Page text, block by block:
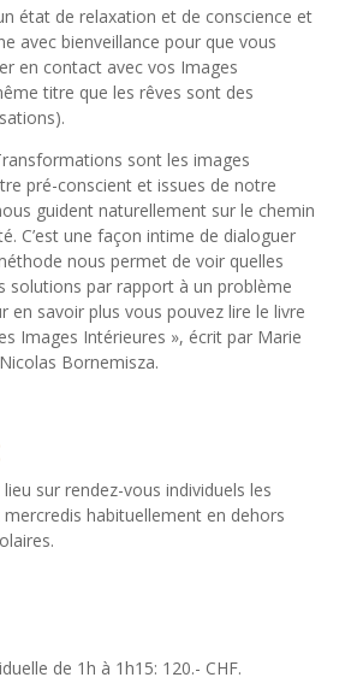
état de relaxation et de conscience et
avec bienveillance pour que vous
en contact avec vos Images
titre que les rêves sont des
sont les images
pré-conscient et issues de notre
guident naturellement sur le chemin
C’est une façon intime de dialoguer
nous permet de voir quelles
solutions par rapport à un problème
en savoir plus vous pouvez lire le livre
Images Intérieures », écrit par Marie
Bornemisza.
sur rendez-vous individuels les
habituellement en dehors
de 1h à 1h15: 120.- CHF.